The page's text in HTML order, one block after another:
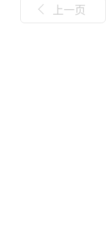
上一页